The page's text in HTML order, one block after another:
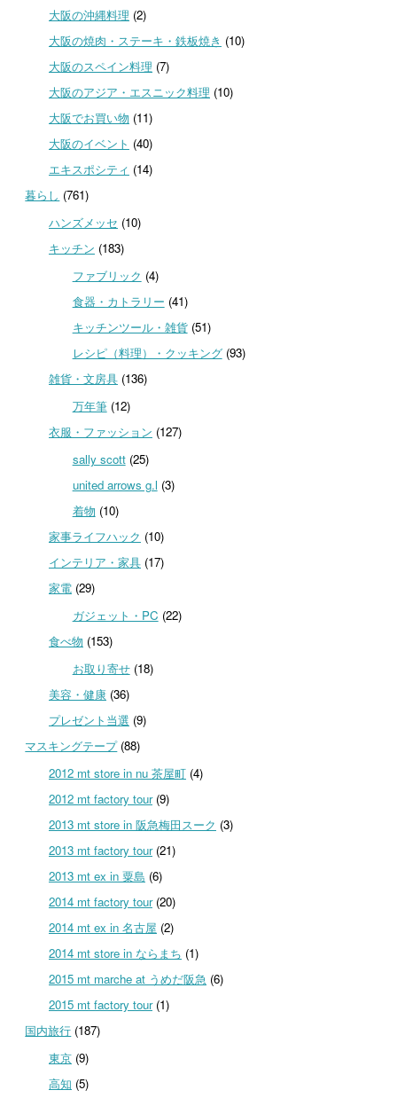
大阪の沖縄料理 (2)
大阪の焼肉・ステーキ・鉄板焼き (10)
大阪のスペイン料理 (7)
大阪のアジア・エスニック料理 (10)
大阪でお買い物 (11)
大阪のイベント (40)
エキスポシティ (14)
暮らし (761)
ハンズメッセ (10)
キッチン (183)
ファブリック (4)
食器・カトラリー (41)
キッチンツール・雑貨(51)
レシピ（料理）・クッキング(93)
雑貨・文房具(136)
万年筆(12)
衣服・ファッション (127)
sally scott(25)
united arrows g.l (3)
着物 (10)
家事ライフハック (10)
インテリア・家具(17)
家電(29)
ガジェット・PC (22)
食べ物 (153)
お取り寄せ(18)
美容・健康(36)
プレゼント当選 (9)
マスキングテープ(88)
2012 mt store in nu 茶屋町(4)
2012 mt factory tour(9)
2013 mt store in 阪急梅田スーク (3)
2013 mt factory tour(21)
2013 mt ex in 粟島 (6)
2014 mt factory tour(20)
2014 mt ex in 名古屋 (2)
2014 mt store in ならまち (1)
2015 mt marche at うめだ阪急 (6)
2015 mt factory tour(1)
国内旅行 (187)
東京(9)
高知 (5)